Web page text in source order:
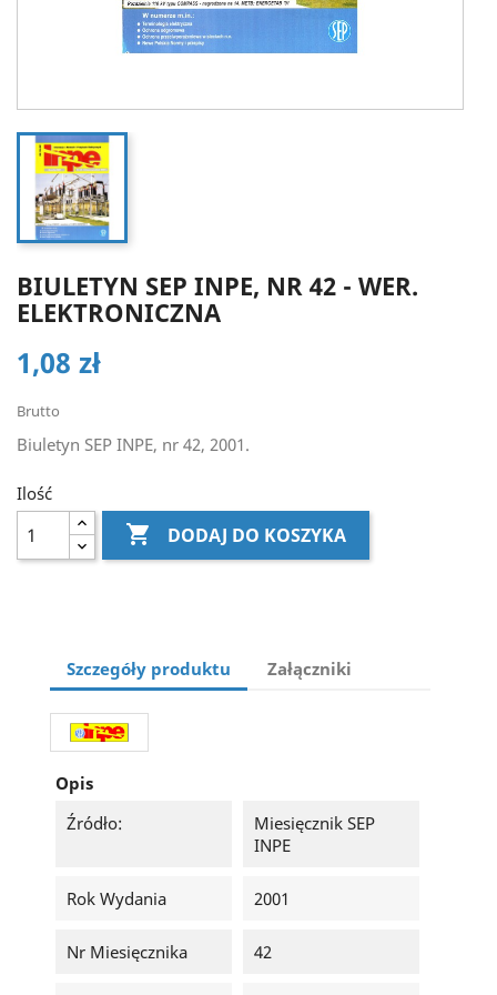
BIULETYN SEP INPE, NR 42 - WER.
ELEKTRONICZNA
1,08 zł
Brutto
Biuletyn SEP INPE, nr 42, 2001.
Ilość
 DODAJ DO KOSZYKA
Szczegóły produktu Załączniki
Opis
Źródło:
Miesięcznik SEP
INPE
Rok Wydania 2001
Nr Miesięcznika 42